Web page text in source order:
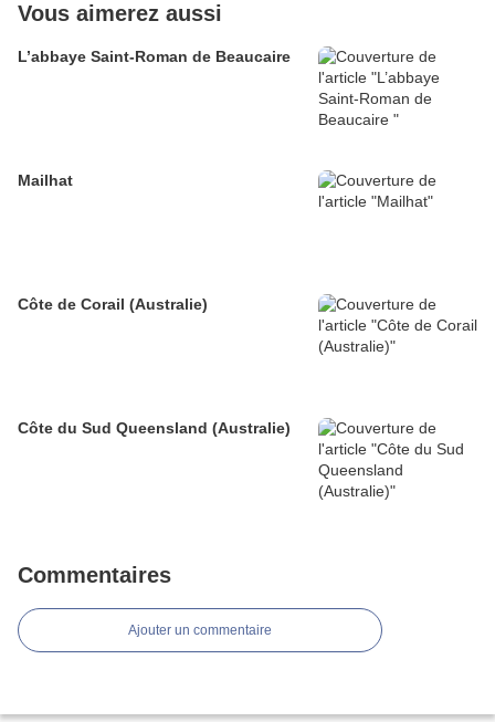
Vous aimerez aussi
L’abbaye Saint-Roman de Beaucaire
Mailhat
Côte de Corail (Australie)
Côte du Sud Queensland (Australie)
Commentaires
Ajouter un commentaire